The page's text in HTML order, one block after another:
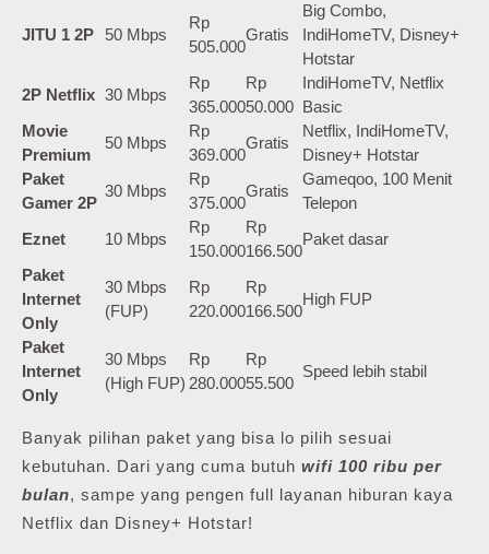
JITU 1 2P 50 Mbps
Rp
505.000
Gratis
Big Combo,
IndiHomeTV, Disney+
Hotstar
2P Netflix 30 Mbps
Rp
365.000
Rp
50.000
IndiHomeTV, Netflix
Basic
Movie
Premium
50 Mbps
Rp
369.000
Gratis
Netflix, IndiHomeTV,
Disney+ Hotstar
Paket
Gamer 2P
30 Mbps
Rp
375.000
Gratis
Gameqoo, 100 Menit
Telepon
Eznet
10 Mbps
Rp
150.000
Rp
166.500
Paket dasar
Paket
Internet
Only
30 Mbps
(FUP)
Rp
220.000
Rp
166.500
High FUP
Paket
Internet
Only
30 Mbps
(High FUP)
Rp
280.000
Rp
55.500
Speed lebih stabil
Banyak pilihan paket yang bisa lo pilih sesuai
kebutuhan. Dari yang cuma butuh wifi 100 ribu per
bulan, sampe yang pengen full layanan hiburan kaya
Netflix dan Disney+ Hotstar!